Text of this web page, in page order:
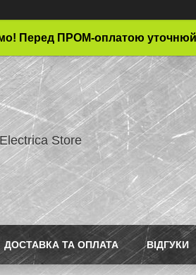
Перед ПРОМ-оплатою
Store
ДОСТАВКА ТА ОПЛАТА ВІДГУКИ